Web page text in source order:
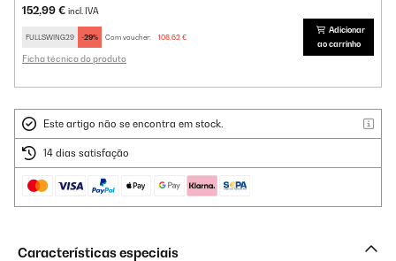
152,99 € incl. IVA
FULLSWING29 -29% Com voucher: 108,62 €
Ficha técnica do produto
Adicionar
ao carrinho
Este artigo não se encontra em stock.
14 dias satisfação
Características especiais